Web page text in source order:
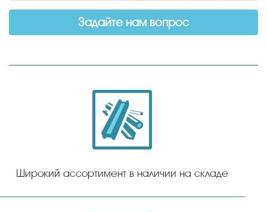
Задайте нам вопрос
Широкий ассортимент в наличии на складе